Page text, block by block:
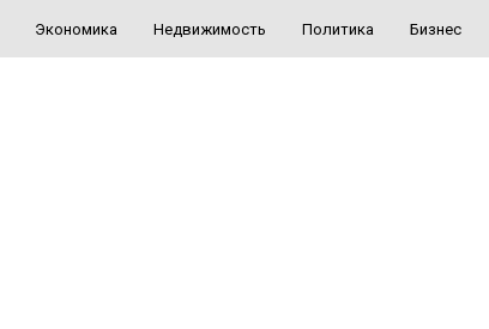
Экономика Недвижимость Политика Бизнес